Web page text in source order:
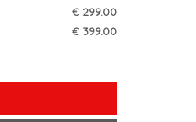
€ 299.00
€ 399.00